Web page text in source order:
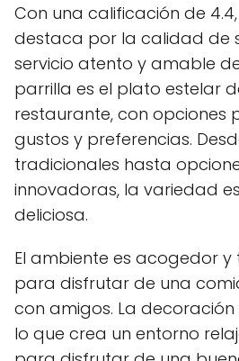
Con una calificación de 4.4,
destaca por la calidad de
servicio atento y amable
parrilla es el plato estelar
restaurante, con opciones
gustos y preferencias.
tradicionales hasta
innovadoras, la variedad
deliciosa.
El ambiente es acogedor y
para disfrutar de una
con amigos. La decoración
lo que crea un entorno